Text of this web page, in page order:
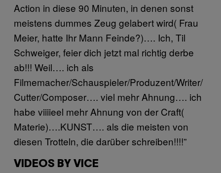
Action in diese 90 Minuten, in denen sonst
meistens dummes Zeug gelabert wird( Frau
Meier, hatte Ihr Mann Feinde?)…. Ich, Til
Schweiger, feier dich jetzt mal richtig derbe
ab!!! Weil…. ich als
Filmemacher/Schauspieler/Produzent/Writer/
Cutter/Composer…. viel mehr Ahnung…. ich
habe viiiieel mehr Ahnung von der Craft(
Materie)….KUNST…. als die meisten von
diesen Trotteln, die darüber schreiben!!!!”
VIDEOS BY VICE